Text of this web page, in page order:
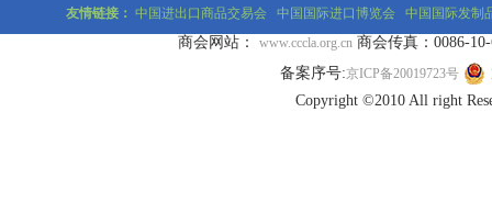
友情链接： 中国进出口商品交易会 中国国际进口博览会 中国国际发制
商会网站： www.cccla.org.cn 商会传真：0086-10-
备案序号:京ICP备20019723号
Copyright ©2010 All right